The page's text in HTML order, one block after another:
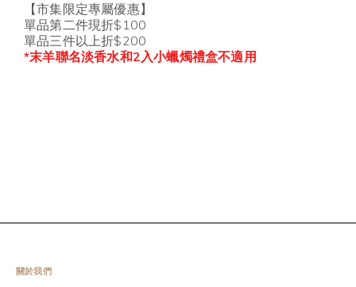
【市集限定專屬優惠】
單品第二件現折$100
單品三件以上折$200
*末羊聯名淡香水和2入小蠟燭禮盒不適用
關於我們